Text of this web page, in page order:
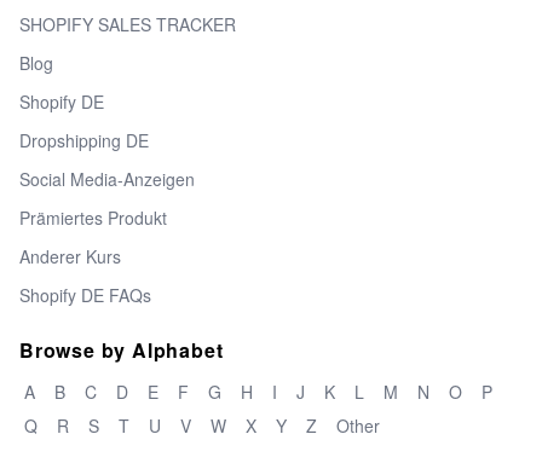
SHOPIFY SALES TRACKER
Blog
Shopify DE
Dropshipping DE
Social Media-Anzeigen
Prämiertes Produkt
Anderer Kurs
Shopify DE FAQs
Browse by Alphabet
A B C D E F G H I J K L M N O
P
Q
R S T U V W X Y Z Other